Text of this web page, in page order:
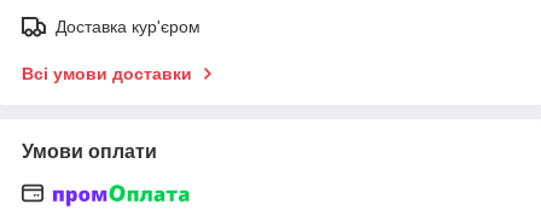
Доставка кур'єром
Всі умови доставки
Умови оплати